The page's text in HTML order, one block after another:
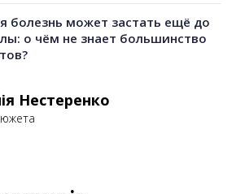
болезнь может застать ещё до
о чём не знает большинство
Нестеренко